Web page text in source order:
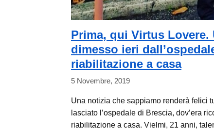
Prima, qui Virtus
dimesso ieri
riabilitazione a casa
5 Novembre, 2019
Una notizia che sappiamo renderà felici
lasciato l’ospedale di Brescia, dov’era
riabilitazione a casa. Vielmi, 21 anni,